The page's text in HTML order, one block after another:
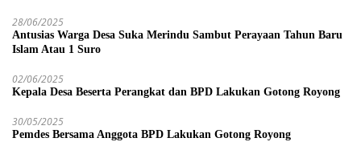
28/06/2025
Antusias Warga Desa Suka Merindu Sambut Perayaan Tahun Baru
Islam Atau 1 Suro
02/06/2025
Kepala Desa Beserta Perangkat dan BPD Lakukan Gotong Royong
30/05/2025
Pemdes Bersama Anggota BPD Lakukan Gotong Royong